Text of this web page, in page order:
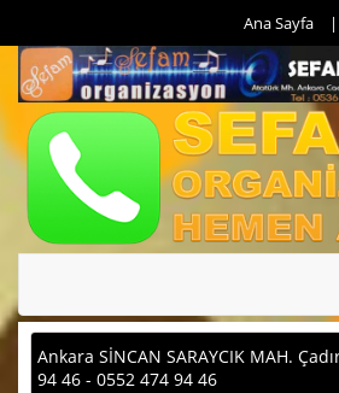
Ana Sayfa
Ankara SİNCAN SARAYCIK MAH.
94 46 - 0552 474 94 46